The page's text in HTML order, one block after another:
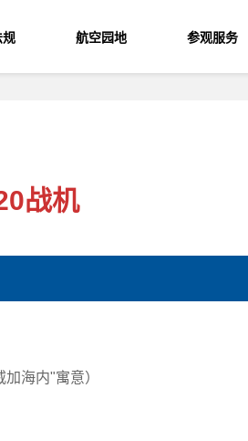
规 航空园地 参观服务
战机
海内"寓意）